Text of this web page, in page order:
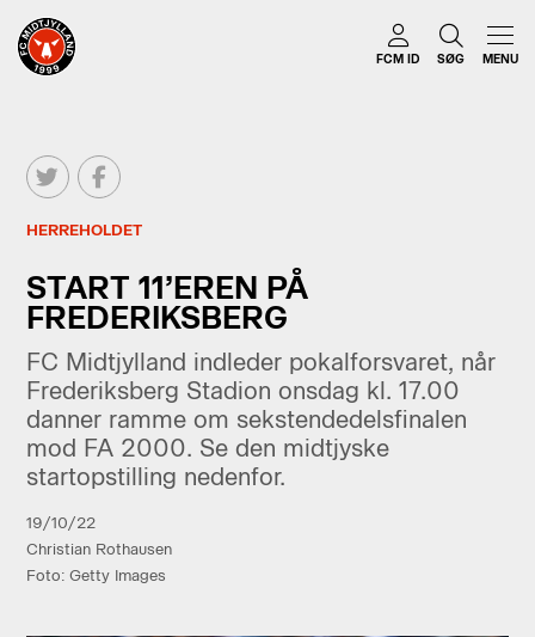
FCM ID SØG MENU
HERREHOLDET
START 11’EREN PÅ
FREDERIKSBERG
FC Midtjylland indleder pokalforsvaret, når
Frederiksberg Stadion onsdag kl. 17.00
danner ramme om sekstendedelsfinalen
mod FA 2000. Se den midtjyske
startopstilling nedenfor.
19/10/22
Christian Rothausen
Foto: Getty Images